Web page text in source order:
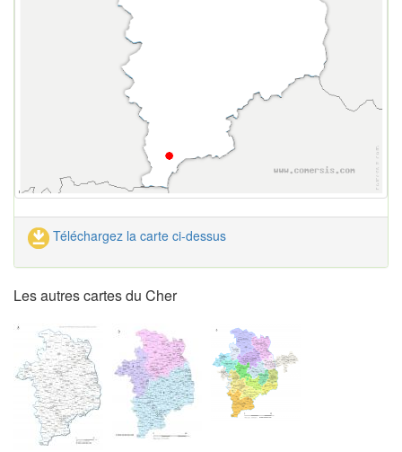
Téléchargez la carte ci-dessus
Les autres cartes du Cher